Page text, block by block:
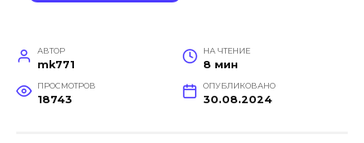
АВТОР
mk771
НА ЧТЕНИЕ
8 мин
ПРОСМОТРОВ
18743
ОПУБЛИКОВАНО
30.08.2024